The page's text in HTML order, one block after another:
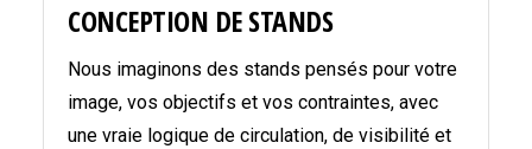
CONCEPTION DE STANDS
Nous imaginons des stands pensés pour votre
image, vos objectifs et vos contraintes, avec
une vraie logique de circulation, de visibilité et